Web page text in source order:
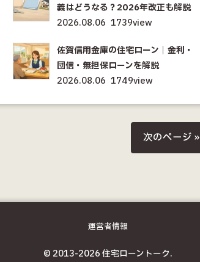
義はどうなる？2026年改正も解説
2026.08.06 1739view
佐賀信用金庫の住宅ローン｜金利・
団信・無担保ローンを解説
2026.08.06 1749view
次のページ »
運営者情報
© 2013-2026 住宅ローントーク.